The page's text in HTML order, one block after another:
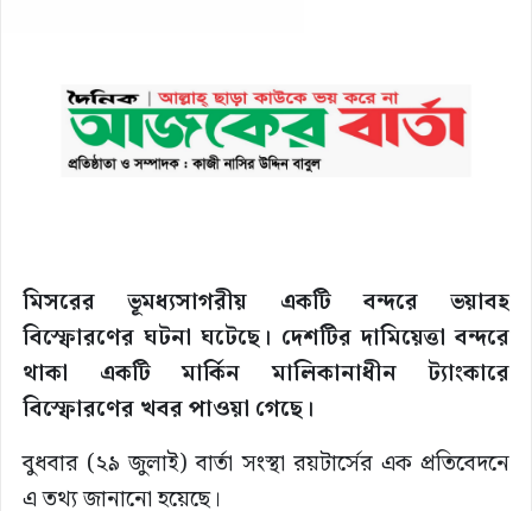
মিসরের ভূমধ্যসাগরীয় একটি বন্দরে ভয়াবহ
বিস্ফোরণের ঘটনা ঘটেছে। দেশটির দামিয়েত্তা বন্দরে
থাকা একটি মার্কিন মালিকানাধীন ট্যাংকারে
বিস্ফোরণের খবর পাওয়া গেছে।
বুধবার (২৯ জুলাই) বার্তা সংস্থা রয়টার্সের এক প্রতিবেদনে
এ তথ্য জানানো হয়েছে।